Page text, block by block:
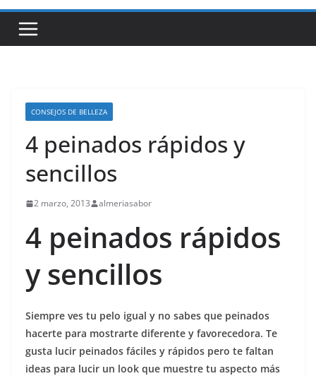
CONSEJOS DE BELLEZA
4 peinados rápidos y
sencillos
2 marzo, 2013 almeriasabor
4 peinados rápidos
y sencillos
Siempre ves tu pelo igual y no sabes que peinados
hacerte para mostrarte diferente y favorecedora. Te
gusta lucir peinados fáciles y rápidos pero te faltan
ideas para lucir un look que muestre tu aspecto más